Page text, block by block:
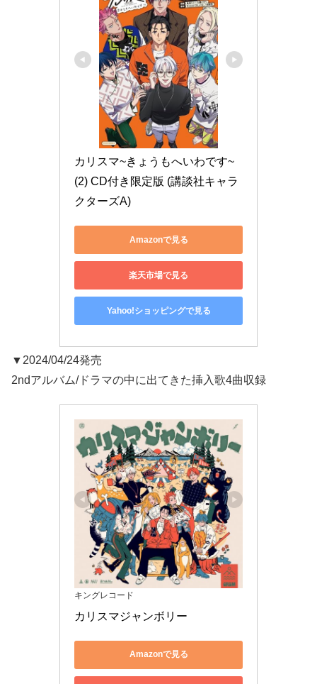
カリスマ~きょうもへいわです~
(2) CD付き限定版 (講談社キャラ
クターズA)
Amazonで見る
楽天市場で見る
Yahoo!ショッピングで見る
▼2024/04/24発売
2ndアルバム/ドラマの中に出てきた挿入歌4曲収録
キングレコード
カリスマジャンボリー
Amazonで見る